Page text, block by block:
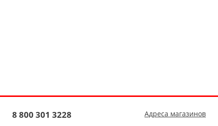
8 800 301 3228 Адреса магазинов